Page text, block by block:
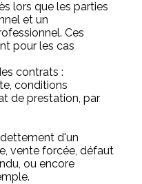
lors que les parties
et un
Ces
pour les cas
contrats :
conditions
de prestation, par
d'un
vente forcée, défaut
ou encore